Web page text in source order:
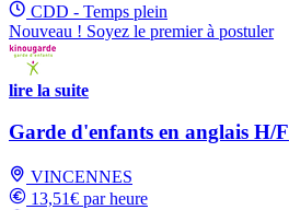
CDD - Temps plein
Nouveau ! Soyez le premier à postuler
lire la suite
Garde d'enfants en anglais H/F
VINCENNES
13,51€ par heure